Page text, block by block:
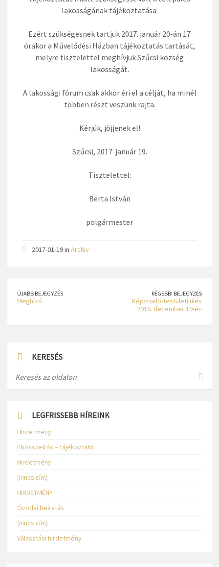
lakosságának tájékoztatása.
Ezért szükségesnek tartjuk 2017. január 20-án 17
órakor a Művelődési Házban tájékoztatás tartását,
melyre tisztelettel meghívjuk Szűcsi község
lakosságát.
A lakossági fórum csak akkor éri el a célját, ha minél
többen részt veszünk rajta.
Kérjük, jöjjenek el!
Szűcsi, 2017. január 19.
Tisztelettel:
Berta István
polgármester
2017-01-19 in Archív
ÚJABB BEJEGYZÉS
Meghívó
RÉGEBBI BEJEGYZÉS
Képviselő-testületi ülés
2016. december 19-én
KERESÉS
LEGFRISSEBB HÍREINK
Hirdetmény
Ebösszeírás – tájékoztató
Hirdetmény
(nincs cím)
HIRDETMÉNY
Óvodai beíratás
(nincs cím)
Választási hirdetmény